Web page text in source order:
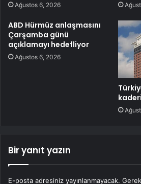
Ağustos 6, 2026
ABD Hürmüz anlaşmasını
Çarşamba günü
açıklamayı hedefliyor
Ağustos 6, 2026
Bir yanıt yazın
E-posta adresiniz yayınlanmayacak.